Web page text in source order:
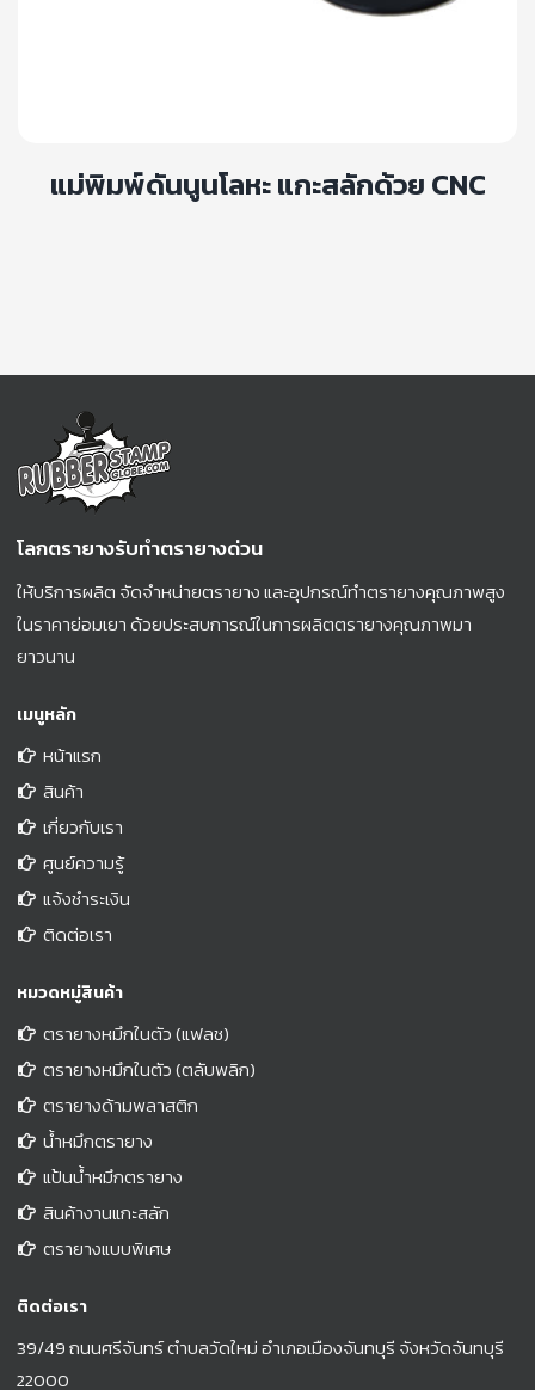
แม่พิมพ์ดันนูนโลหะ แกะสลักด้วย CNC
โลกตรายางรับทำตรายางด่วน
ให้บริการผลิต จัดจำหน่ายตรายาง และอุปกรณ์ทำตรายางคุณภาพสูง
ในราคาย่อมเยา ด้วยประสบการณ์ในการผลิตตรายางคุณภาพมา
ยาวนาน
เมนูหลัก
หน้าแรก
สินค้า
เกี่ยวกับเรา
ศูนย์ความรู้
แจ้งชำระเงิน
ติดต่อเรา
หมวดหมู่สินค้า
ตรายางหมึกในตัว (แฟลช)
ตรายางหมึกในตัว (ตลับพลิก)
ตรายางด้ามพลาสติก
น้ำหมึกตรายาง
แป้นน้ำหมึกตรายาง
สินค้างานแกะสลัก
ตรายางแบบพิเศษ
ติดต่อเรา
39/49 ถนนศรีจันทร์ ตำบลวัดใหม่ อำเภอเมืองจันทบุรี จังหวัดจันทบุรี
22000